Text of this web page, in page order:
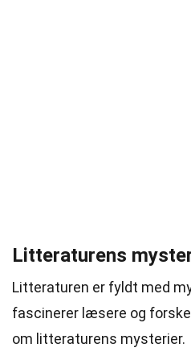
Litteraturens
Litteraturen er fyldt med
fascinerer læsere og
om litteraturens mysterier.